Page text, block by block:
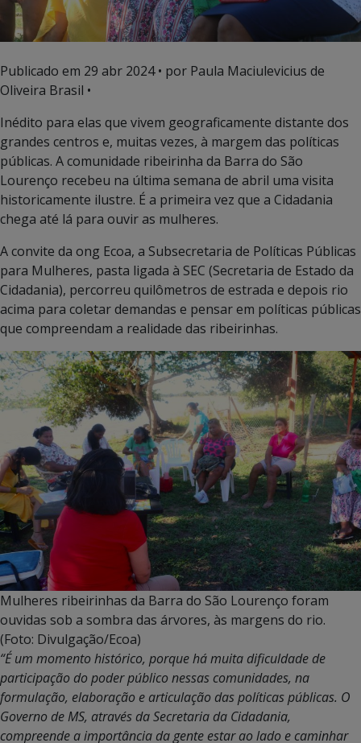
Publicado em 29 abr 2024• por Paula Maciulevicius de
Oliveira Brasil •
Inédito para elas que vivem geograficamente distante dos
grandes centros e, muitas vezes, à margem das políticas
públicas. A comunidade ribeirinha da Barra do São
Lourenço recebeu na última semana de abril uma visita
historicamente ilustre. É a primeira vez que a Cidadania
chega até lá para ouvir as mulheres.
A convite da ong Ecoa, a Subsecretaria de Políticas Públicas
para Mulheres, pasta ligada à SEC (Secretaria de Estado da
Cidadania), percorreu quilômetros de estrada e depois rio
acima para coletar demandas e pensar em políticas públicas
que compreendam a realidade das ribeirinhas.
Mulheres ribeirinhas da Barra do São Lourenço foram
ouvidas sob a sombra das árvores, às margens do rio.
(Foto: Divulgação/Ecoa)
“É um momento histórico, porque há muita dificuldade de
participação do poder público nessas comunidades, na
formulação, elaboração e articulação das políticas públicas. O
Governo de MS, através da Secretaria da Cidadania,
compreende a importância da gente estar ao lado e caminhar